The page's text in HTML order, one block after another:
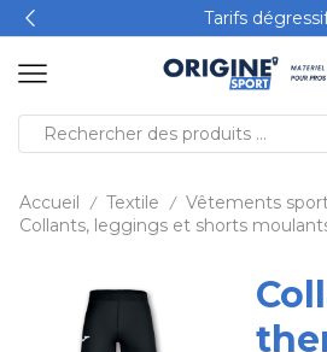
Tarifs
Accueil / Textile / Vêtements
Collants, leggings et shorts